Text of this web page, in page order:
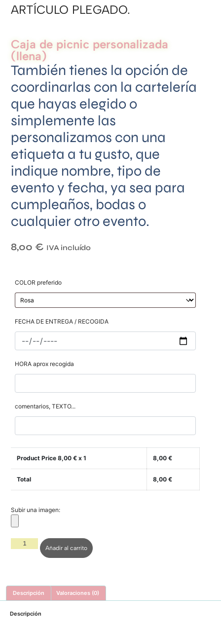
ARTÍCULO PLEGADO.
Caja de picnic personalizada
(llena)
También tienes la opción de
coordinarlas con la cartelería
que hayas elegido o
simplemente las
personalizamos con una
etiqueta a tu gusto, que
indique nombre, tipo de
evento y fecha, ya sea para
cumpleaños, bodas o
cualquier otro evento.
8,00 € IVA incluído
COLOR preferido
FECHA DE ENTREGA / RECOGIDA
HORA aprox recogida
comentarios, TEXTO...
Product Price8,00 € x 1 8,00 €
Total 8,00 €
Subir una imagen:
Añadir al carrito
Descripción Valoraciones (0)
Descripción